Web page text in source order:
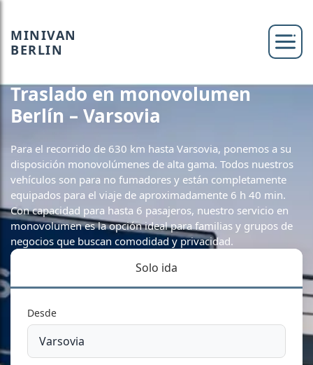
MINIVAN
BERLIN
Traslado en monovolumen
Berlín – Varsovia
Para el recorrido de 630 km hasta Varsovia, ponemos a su
disposición monovolúmenes de alta gama. Todos nuestros
vehículos son para no fumadores y están completamente
equipados para el viaje de aproximadamente 6 h 40 min.
Con capacidad para hasta 6 pasajeros, nuestro servicio en
monovolumen es la opción ideal para familias y grupos de
negocios que buscan comodidad y privacidad.
Solo ida
Desde